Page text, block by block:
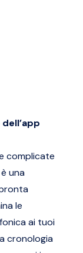
complicate
una
le
ai tuoi
cronologia